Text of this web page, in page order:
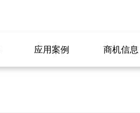
应用案例 商机信息